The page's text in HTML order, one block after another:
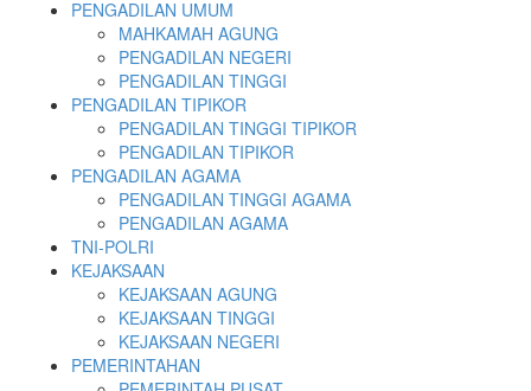
PENGADILAN UMUM
MAHKAMAH AGUNG
PENGADILAN NEGERI
PENGADILAN TINGGI
PENGADILAN TIPIKOR
PENGADILAN TINGGI TIPIKOR
PENGADILAN TIPIKOR
PENGADILAN AGAMA
PENGADILAN TINGGI AGAMA
PENGADILAN AGAMA
TNI-POLRI
KEJAKSAAN
KEJAKSAAN AGUNG
KEJAKSAAN TINGGI
KEJAKSAAN NEGERI
PEMERINTAHAN